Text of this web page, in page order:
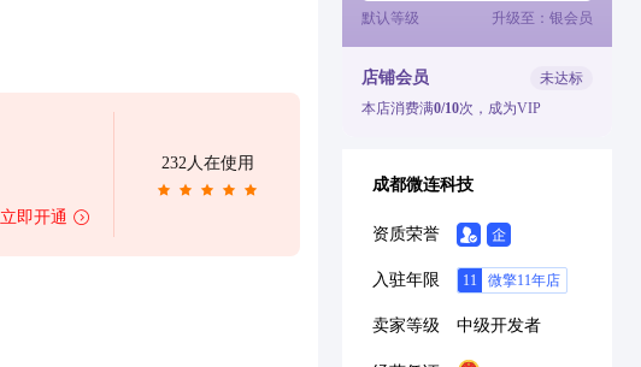
立即开通
232人在使用
默认等级 升级至：银会员
店铺会员
未达标
本店消费满0/10次，成为VIP
成都微连科技
资质荣誉
入驻年限
卖家等级 中级开发者